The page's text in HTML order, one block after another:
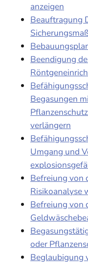
anzeigen
Beauftragung
Beendigung
Begasungen
verlängern
Umgang und
Befreiung von
Risikoanalyse
Befreiung von
oder
Beglaubigung